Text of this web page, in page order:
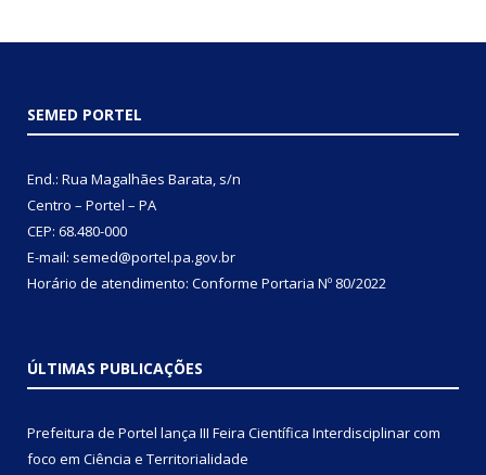
SEMED PORTEL
End.: Rua Magalhães Barata, s/n
Centro – Portel – PA
CEP: 68.480-000
E-mail: semed@portel.pa.gov.br
Horário de atendimento: Conforme Portaria Nº 80/2022
ÚLTIMAS PUBLICAÇÕES
Prefeitura de Portel lança III Feira Científica Interdisciplinar com
foco em Ciência e Territorialidade